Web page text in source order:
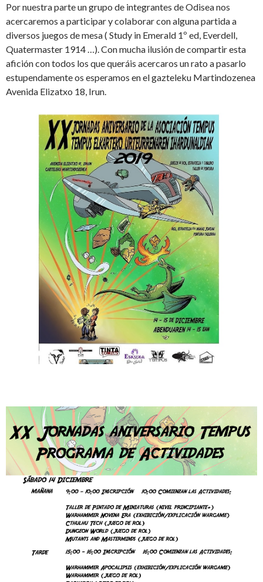
Por nuestra parte un grupo de integrantes de Odisea nos
acercaremos a participar y colaborar con alguna partida a
diversos juegos de mesa ( Study in Emerald 1º ed, Everdell,
Quatermaster 1914 …). Con mucha ilusión de compartir esta
afición con todos los que queráis acercaros un rato a pasarlo
estupendamente os esperamos en el gazteleku Martindozenea
Avenida Elizatxo 18, Irun.